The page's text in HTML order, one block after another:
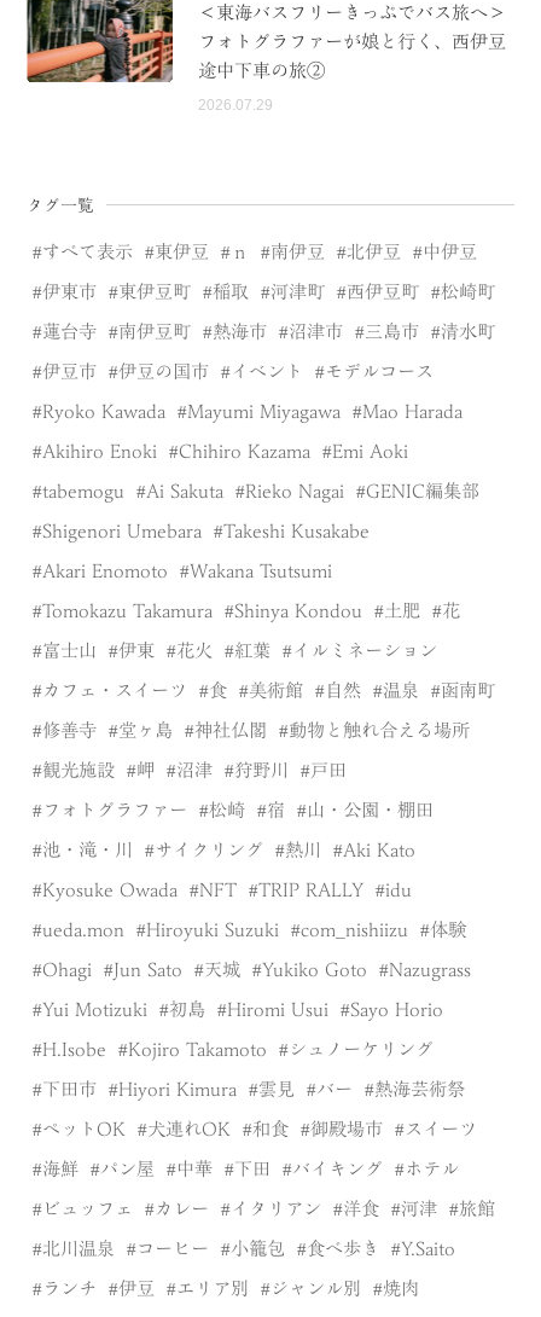
＜東海バスフリーきっぷでバス旅へ＞
フォトグラファーが娘と行く、西伊豆
途中下車の旅②
2026.07.29
タグ一覧
すべて表示 東伊豆 ｎ 南伊豆 北伊豆 中伊豆
伊東市 東伊豆町 稲取 河津町 西伊豆町 松崎町
蓮台寺 南伊豆町 熱海市 沼津市 三島市 清水町
伊豆市 伊豆の国市 イベント モデルコース
Ryoko Kawada Mayumi Miyagawa Mao Harada
Akihiro Enoki Chihiro Kazama Emi Aoki
tabemogu Ai Sakuta Rieko Nagai GENIC編集部
Shigenori Umebara Takeshi Kusakabe
Akari Enomoto Wakana Tsutsumi
Tomokazu Takamura Shinya Kondou 土肥 花
富士山 伊東 花火 紅葉 イルミネーション
カフェ・スイーツ 食 美術館 自然 温泉 函南町
修善寺 堂ヶ島 神社仏閣 動物と触れ合える場所
観光施設 岬 沼津 狩野川 戸田
フォトグラファー 松崎 宿 山・公園・棚田
池・滝・川 サイクリング 熱川 Aki Kato
Kyosuke Owada NFT TRIP RALLY idu
ueda.mon Hiroyuki Suzuki com_nishiizu 体験
Ohagi Jun Sato 天城 Yukiko Goto Nazugrass
Yui Motizuki 初島 Hiromi Usui Sayo Horio
H.Isobe Kojiro Takamoto シュノーケリング
下田市 Hiyori Kimura 雲見 バー 熱海芸術祭
ペットOK 犬連れOK 和食 御殿場市 スイーツ
海鮮 パン屋 中華 下田 バイキング ホテル
ビュッフェ カレー イタリアン 洋食 河津 旅館
北川温泉 コーヒー 小籠包 食べ歩き Y.Saito
ランチ 伊豆 エリア別 ジャンル別 焼肉